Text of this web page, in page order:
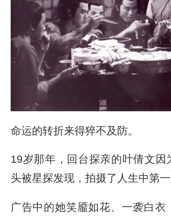
命运的转折来得猝不及防。
19岁那年，回台探亲的叶倩文因
头被星探发现，拍摄了人生中第一
广告中的她笑靥如花、一袭白衣